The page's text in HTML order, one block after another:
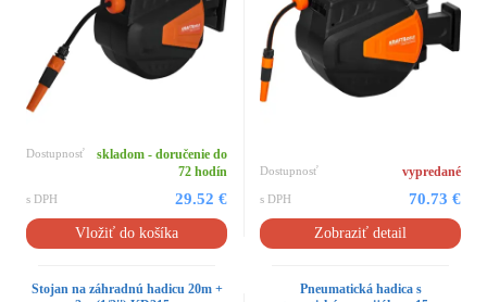
Dostupnosť
skladom - doručenie do
72 hodín
s DPH 29.52 €
Vložiť do košíka
Dostupnosť vypredané
s DPH 70.73 €
Zobraziť detail
Stojan na záhradnú hadicu 20m +
Pneumatická hadica s